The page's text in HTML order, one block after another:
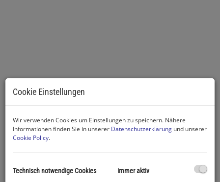
Seitenansicht
Cookie Einstellungen
Wir verwenden Cookies um Einstellungen zu speichern. Nähere
Informationen finden Sie in unserer Datenschutzerklärung und unserer
Cookie Policy.
Technisch notwendige Cookies immer aktiv